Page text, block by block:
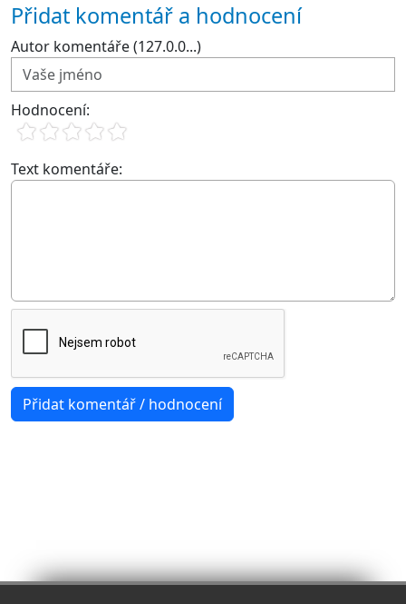
Přidat komentář a hodnocení
Autor komentáře (127.0.0...)
Hodnocení:
Text komentáře: